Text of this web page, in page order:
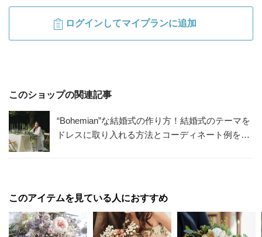
ログインしてマイプランに追加
このショップの関連記事
“Bohemian”な結婚式の作り方！結婚式のテーマを
ドレスに取り入れる方法とコーディネート例を解
このアイテムを見ている人におすすめ